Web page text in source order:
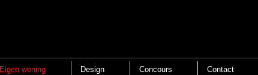
Eigen woning Design Concours Contact